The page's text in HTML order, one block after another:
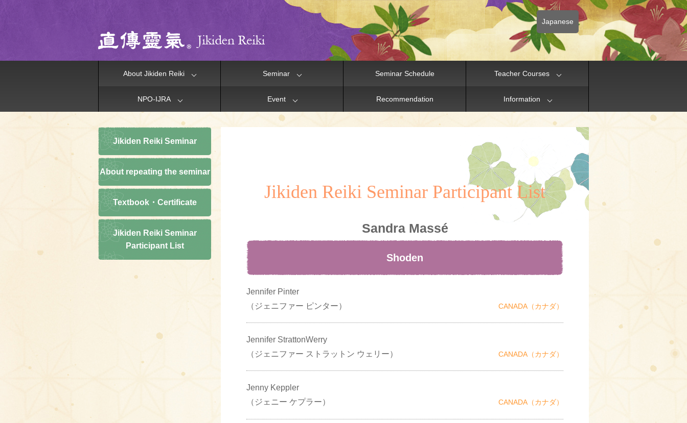
Japanese
About Jikiden Reiki Seminar Seminar Schedule Teacher Courses
NPO-IJRA Event Recommendation Information
Jikiden Reiki Seminar
About repeating the seminar
Textbook・Certificate
Jikiden Reiki Seminar
Participant List
Jikiden Reiki Seminar Participant List
Sandra Massé
Shoden
Jennifer Pinter
（ジェニファー ピンター）
CANADA（カナダ）
Jennifer StrattonWerry
（ジェニファー ストラットン ウェリー）
CANADA（カナダ）
Jenny Keppler
（ジェニー ケプラー）
CANADA（カナダ）